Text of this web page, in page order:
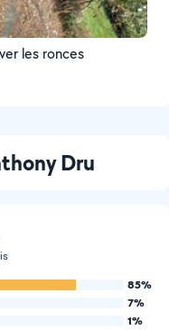
les ronces
Dru
85%
7%
1%